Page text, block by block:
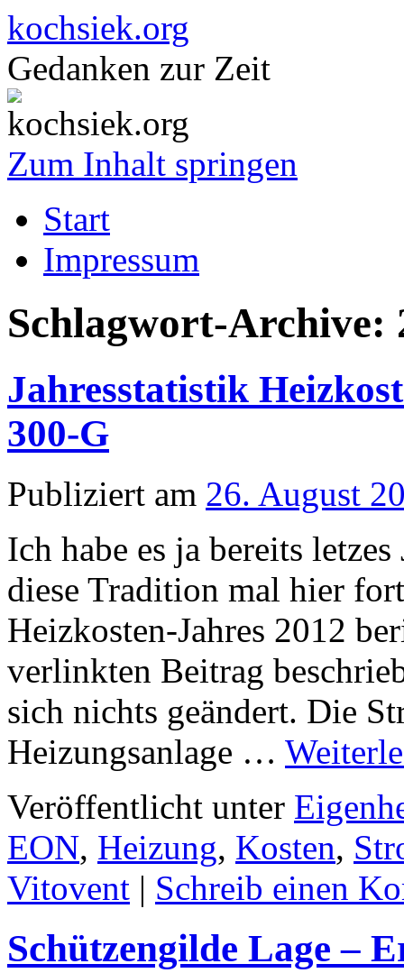
kochsiek.org
Gedanken zur Zeit
Zum Inhalt springen
Start
Impressum
Schlagwort-Archive:
Jahresstatistik
300-G
Publiziert am 26. August
Ich habe es ja bereits
diese Tradition mal hier
Heizkosten-Jahres 2012
verlinkten Beitrag
sich nichts geändert. Die
Heizungsanlage …
Veröffentlicht unter
EON, Heizung, Kosten,
Vitovent | Schreib einen
Schützengilde Lage –